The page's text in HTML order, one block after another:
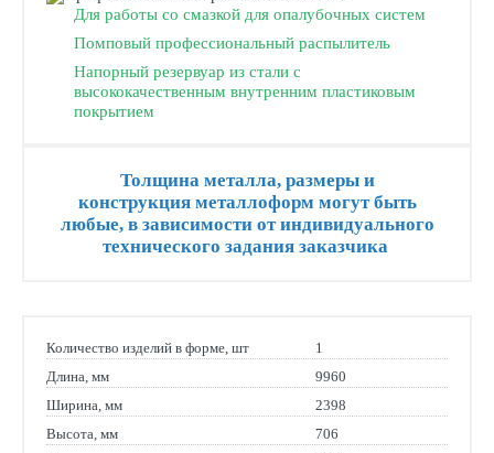
Для работы со смазкой для опалубочных систем
Помповый профессиональный распылитель
Напорный резервуар из стали с
высококачественным внутренним пластиковым
покрытием
Толщина металла, размеры и
конструкция металлоформ могут быть
любые, в зависимости от индивидуального
технического задания заказчика
Количество изделий в форме, шт
1
Длина, мм
9960
Ширина, мм
2398
Высота, мм
706